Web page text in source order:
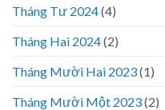
Tháng Tư 2024(4)
Tháng Hai 2024(2)
Tháng Mười Hai 2023(1)
Tháng Mười Một 2023(2)